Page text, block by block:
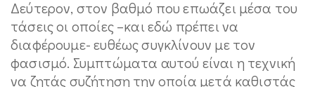
Δεύτερον, στον βαθμό που επωάζει μέσα του
τάσεις οι οποίες –και εδώ πρέπει να
διαφέρουμε- ευθέως συγκλίνουν με τον
φασισμό. Συμπτώματα αυτού είναι η τεχνική
να ζητάς συζήτηση την οποία μετά καθιστάς